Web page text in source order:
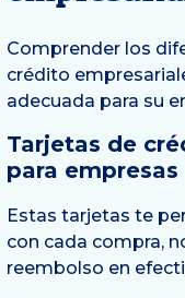
Comprender los
crédito
adecuada para su
Tarjetas de
para empresas
Estas tarjetas te
con cada compra,
reembolso en